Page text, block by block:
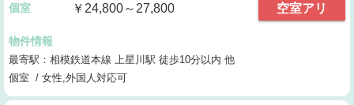
個室 ￥24,800～27,800 空室アリ
物件情報
最寄駅：相模鉄道本線 上星川駅 徒歩10分以内 他
個室 / 女性,外国人対応可